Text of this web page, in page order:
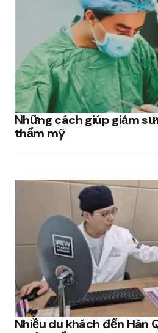
Những cách giúp giảm
thẩm mỹ
Nhiều du khách đến Hàn